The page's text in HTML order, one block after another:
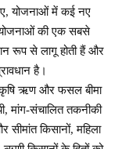
योजनाओं में कई नए
योजनाओं की एक सबसे
रूप से लागू होती हैं और
है।
कृषि ऋण और फसल बीमा
मांग-संचालित तकनीकी
सीमांत किसानों, महिला